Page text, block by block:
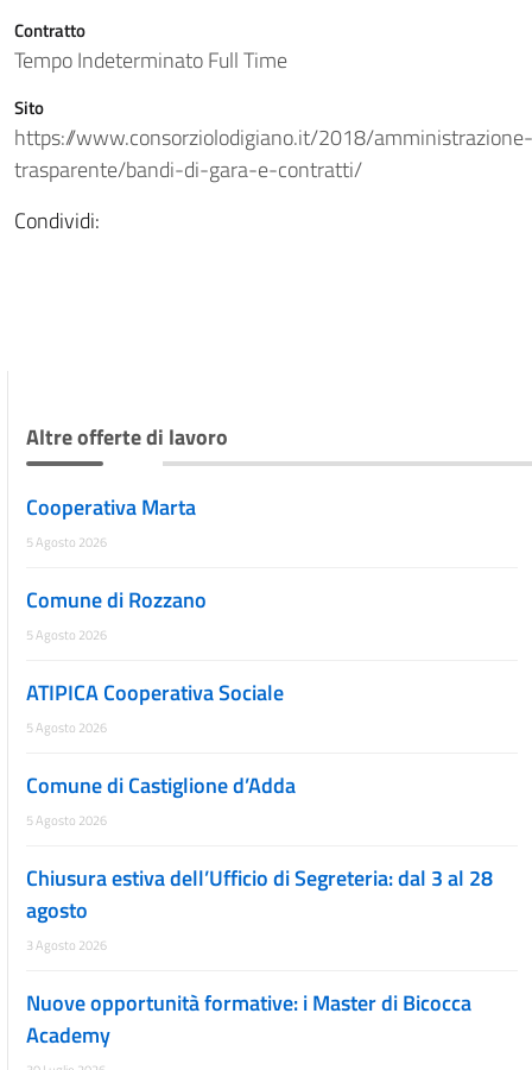
Contratto
Tempo Indeterminato Full Time
Sito
https://www.consorziolodigiano.it/2018/amministrazione-
trasparente/bandi-di-gara-e-contratti/
Condividi:
Altre offerte di lavoro
Cooperativa Marta
5 Agosto 2026
Comune di Rozzano
5 Agosto 2026
ATIPICA Cooperativa Sociale
5 Agosto 2026
Comune di Castiglione d’Adda
5 Agosto 2026
Chiusura estiva dell’Ufficio di Segreteria: dal 3 al 28
agosto
3 Agosto 2026
Nuove opportunità formative: i Master di Bicocca
Academy